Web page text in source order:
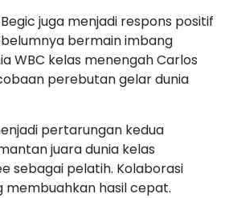
juga menjadi respons positif
bermain imbang
WBC kelas menengah Carlos
perebutan gelar dunia
pertarungan kedua
juara dunia kelas
sebagai pelatih. Kolaborasi
membuahkan hasil cepat.